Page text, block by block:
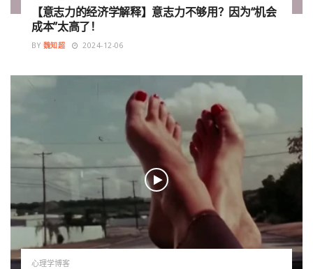
【意志力的经济学解释】意志力不够用？因为“机会
成本”太高了！
BY 魏知超 2024-12-06
心理学博客